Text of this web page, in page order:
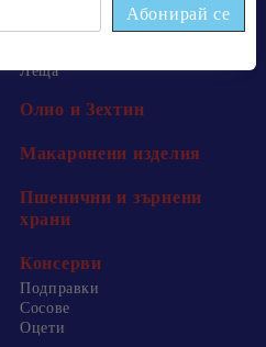
Леща
Олио и Зехтин
Макаронени изделия
Пшенични и зърнени
храни
Консерви
Подправки
Сосове
Оцети